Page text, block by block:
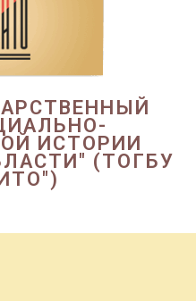
ИСТОРИИ
(ТОГБУ